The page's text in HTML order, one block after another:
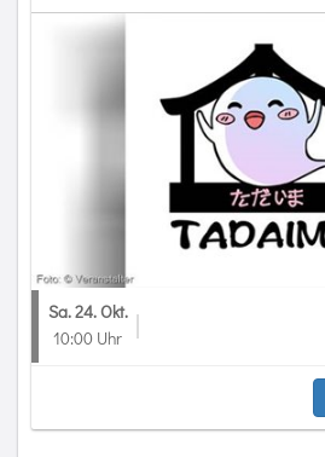
Sa. 24. Okt.
10:00 Uhr